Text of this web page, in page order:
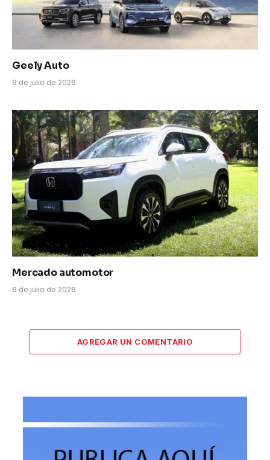
Geely Auto
9 de julio de 2026
Mercado automotor
6 de julio de 2026
AGREGAR UN COMENTARIO